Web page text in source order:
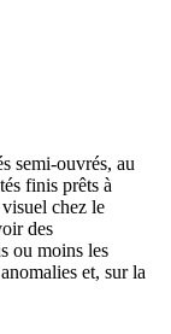
semi-ouvrés, au
finis prêts à
chez le
des
ou moins les
et, sur la